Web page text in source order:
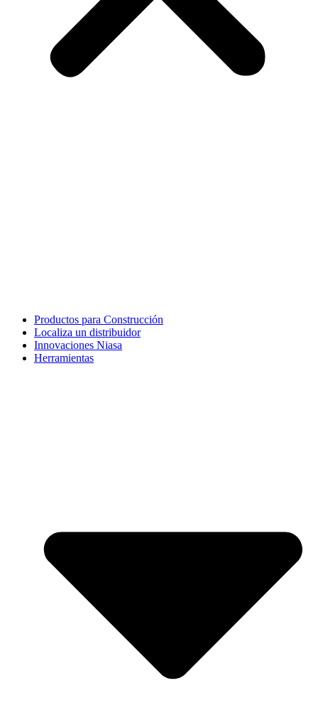
Productos para Construcción
Localiza un distribuidor
Innovaciones Niasa
Herramientas